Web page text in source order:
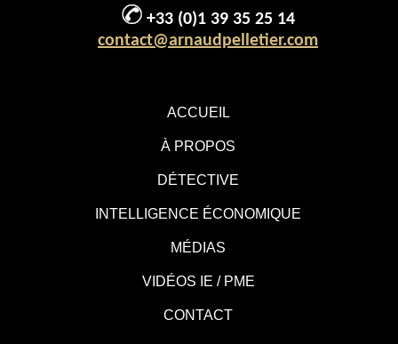
ACCUEIL
À PROPOS
DÉTECTIVE
INTELLIGENCE ÉCONOMIQUE
MÉDIAS
VIDÉOS IE / PME
CONTACT
+33 (0)1 39 35 25 14
contact@arnaudpelletier.com